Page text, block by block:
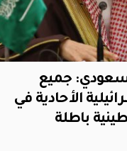
جميع
الأحادية في
باطلة